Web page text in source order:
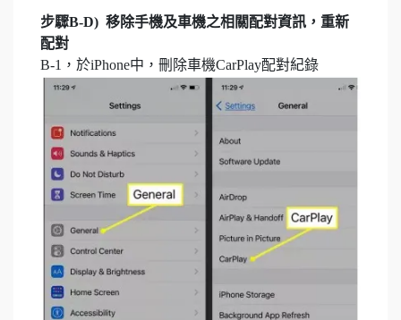
步驟B-D) 移除手機及車機之相關配對資訊，重新
配對
B-1，於iPhone中，刪除車機CarPlay配對紀錄